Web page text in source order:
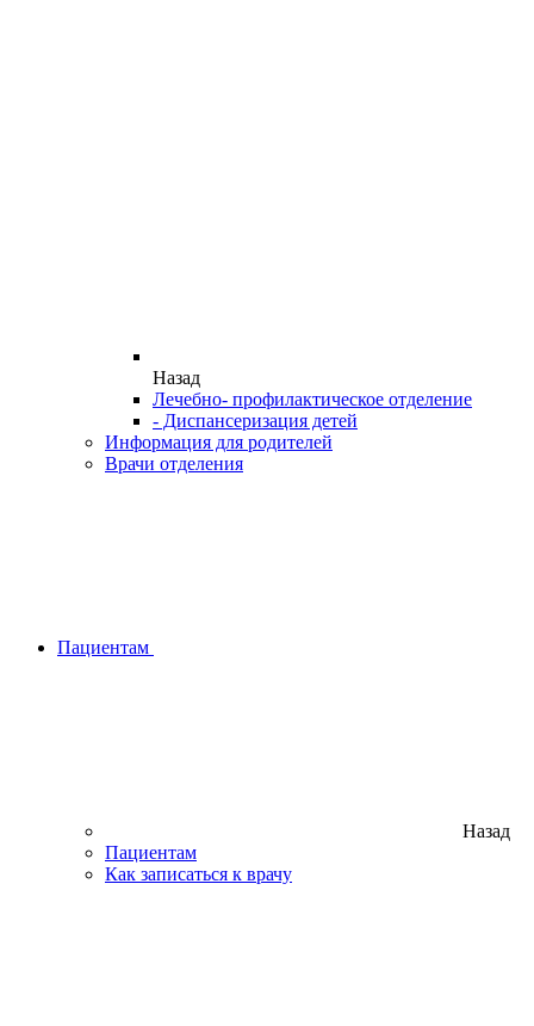
Назад
Лечебно- профилактическое отделение
- Диспансеризация детей
Информация для родителей
Врачи отделения
Пациентам
Назад
Пациентам
Как записаться к врачу